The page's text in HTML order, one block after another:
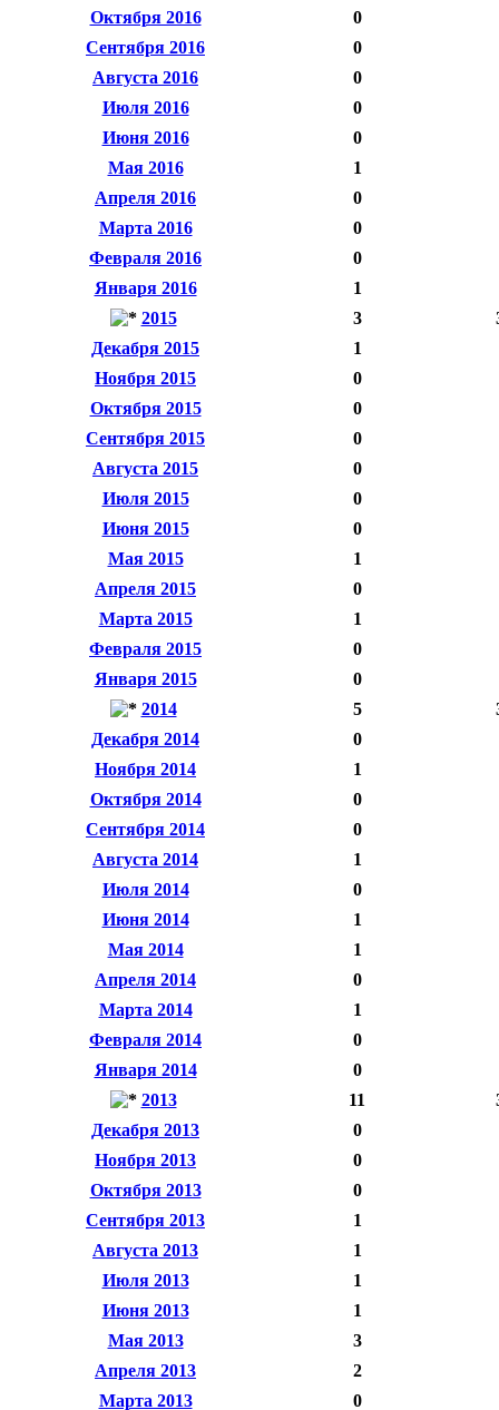
Октября 2016
0
Сентября 2016
0
Августа 2016
0
Июля 2016
0
Июня 2016
0
Мая 2016
1
Апреля 2016
0
Марта 2016
0
Февраля 2016
0
Января 2016
1
2015
3
Декабря 2015
1
Ноября 2015
0
Октября 2015
0
Сентября 2015
0
Августа 2015
0
Июля 2015
0
Июня 2015
0
Мая 2015
1
Апреля 2015
0
Марта 2015
1
Февраля 2015
0
Января 2015
0
2014
5
Декабря 2014
0
Ноября 2014
1
Октября 2014
0
Сентября 2014
0
Августа 2014
1
Июля 2014
0
Июня 2014
1
Мая 2014
1
Апреля 2014
0
Марта 2014
1
Февраля 2014
0
Января 2014
0
2013
11
Декабря 2013
0
Ноября 2013
0
Октября 2013
0
Сентября 2013
1
Августа 2013
1
Июля 2013
1
Июня 2013
1
Мая 2013
3
Апреля 2013
2
Марта 2013
0